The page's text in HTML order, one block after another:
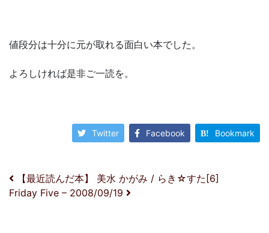
値段分は十分に元が取れる面白い本でした。
よろしければ是非ご一読を。
Twitter Facebook Bookmark
投稿ナビゲーション
【最近読んだ本】 美水 かがみ / らき☆すた[6]
Friday Five – 2008/09/19